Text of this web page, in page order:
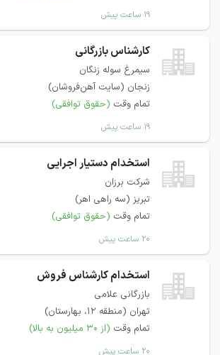
۱۹ ساعت پیش
کارشناس بازرگانی
سیمرغ سوله زنگان
زنجان (سایت آهن‌فروشان)
تمام وقت (حقوق توافقی)
۱۹ ساعت پیش
استخدام دستیار اجرایی
شرکت برزان
تبریز (سه راهی اهر)
تمام وقت (حقوق توافقی)
۲۰ ساعت پیش
استخدام کارشناس فروش
بازرگانی علامی
تهران (منطقه ۱۲، بهارستان)
تمام وقت (از ۳۰ میلیون به بالا)
۲۰ ساعت پیش